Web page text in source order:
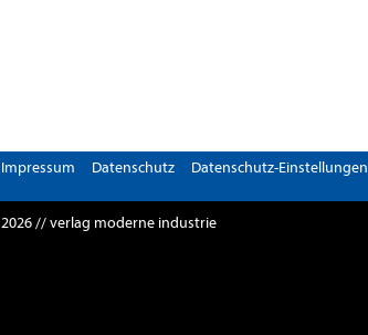
Impressum Datenschutz Datenschutz-Einstellungen
2026 // verlag moderne industrie